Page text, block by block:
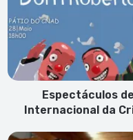
animam
Dia
Internacional
Criança
na
Mindelo
Espectáculos
Internacional da